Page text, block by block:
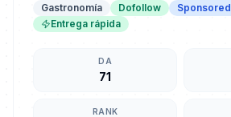
Gastronomía
Dofollow
Sponsored
Entrega rápida
DA
71
RANK